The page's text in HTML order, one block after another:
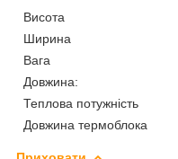
Висота
Ширина
Вага
Довжина:
Теплова потужність
Довжина термоблока